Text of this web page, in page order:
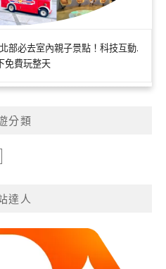
部必去室內親子景點！科技互動.
免費玩整天
分類
達人